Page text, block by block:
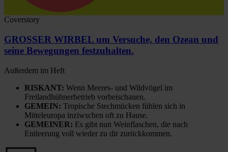
Coverstory
GROSSER WIRBEL um Versuche, den Ozean und
seine Bewegungen festzuhalten.
Außerdem im Heft
RISKANT: Wenn Meeres- und Wildvögel im
Freilandhühnerbetrieb vorbeischauen.
GEMEIN: Tropische Stechmücken fühlen sich in
Mitteleuropa inziwschen oft zu Hause.
GEMEINER: Es gibt nun Weinflaschen, die nach
Entleerung voll wieder zu dir zurückkommen.